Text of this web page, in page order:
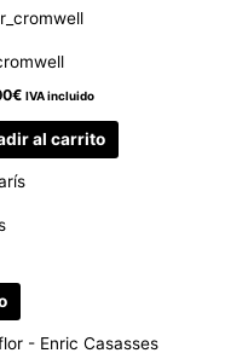
€ IVA incluido
al carrito